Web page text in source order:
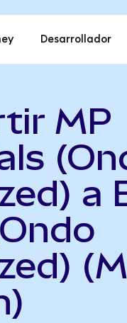
Desarrollador
MP
a